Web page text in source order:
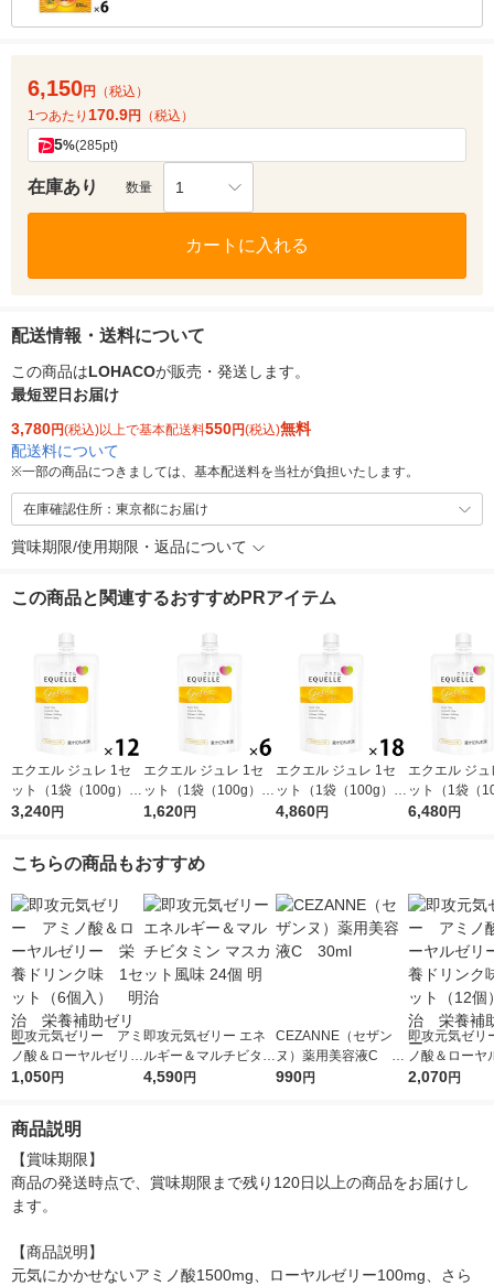
6,150円
（税込）
1つあたり 170.9円 （税込）
5%(285pt)
在庫あり 数量 1
カートに入れる
配送情報・送料について
この商品はLOHACOが販売・発送します。
最短翌日お届け
3,780円(税込)以上で基本配送料550円(税込)無料
配送料について
※一部の商品につきましては、基本配送料を当社が負担いたします。
在庫確認住所：東京都にお届け
賞味期限/使用期限・返品について
この商品と関連するおすすめPRアイテム
エクエル ジュレ 1セ
ット（1袋（100g）×
12） エクオール・カ
薬
3,240円
エクエル ジュレ 1セ
ット（1袋（100g）×
6） エクオール・カル
1,620円
エクエル ジュレ 1セ
ット（1袋（100g）×
18） エクオール・カ
4,860円
エクエル ジ
ット（1袋（
24） エクオ
6,480円
こちらの商品もおすすめ
即攻元気ゼリー アミ
ノ酸＆ローヤルゼリ
ー 栄養ドリンク味
1,050円
即攻元気ゼリー エネ
ルギー＆マルチビタミ
ン マスカット風味 24
4,590円
CEZANNE（セザン
ヌ）薬用美容液C 30
ml
990円
即攻元気ゼ
ノ酸＆ローヤ
ー 栄養ド
2,070円
商品説明
【賞味期限】
商品の発送時点で、賞味期限まで残り120日以上の商品をお届けし
ます。
【商品説明】
元気にかかせないアミノ酸1500mg、ローヤルゼリー100mg、さら